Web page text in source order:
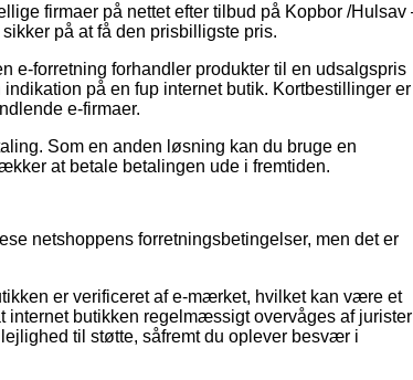
firmaer på nettet efter tilbud på Kopbor /Hulsav
på at få den prisbilligste pris.
e-forretning forhandler produkter til en udsalgspris
på en fup internet butik. Kortbestillinger er
e-firmaer.
Som en anden løsning kan du bruge en
at betale betalingen ude i fremtiden.
netshoppens forretningsbetingelser, men det er
er verificeret af e-mærket, hvilket kan være et
internet butikken regelmæssigt overvåges af jurister
til støtte, såfremt du oplever besvær i